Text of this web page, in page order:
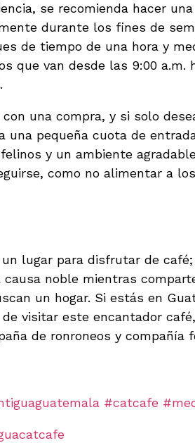
se recomienda hacer una
durante los fines de
de tiempo de una hora y
que van desde las 9:00 a.m.
una compra, y si solo
una pequeña cuota de
y un ambiente
como no alimentar a
lugar para disfrutar de
noble mientras
un hogar. Si estás en
visitar este encantador
de ronroneos y compañía
#catcafe